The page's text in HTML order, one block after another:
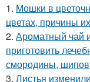
1. Мошки в
цветах, причины
2. Ароматный чай
приготовить
смородины,
3. Листья